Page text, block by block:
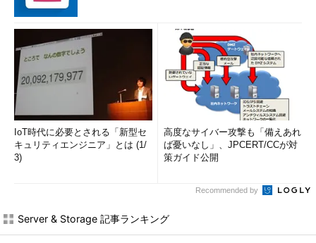
IoT時代に必要とされる「新型セ
キュリティエンジニア」とは (1/
3)
高度なサイバー攻撃も「備えあれ
ば憂いなし」、JPCERT/CCが対
策ガイド公開
Recommended by
Server & Storage 記事ランキング